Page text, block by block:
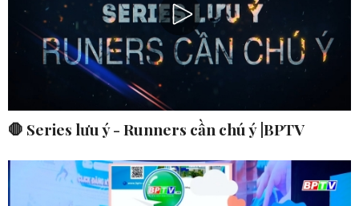
🛑 Series lưu ý - Runners cần chú ý |BPTV